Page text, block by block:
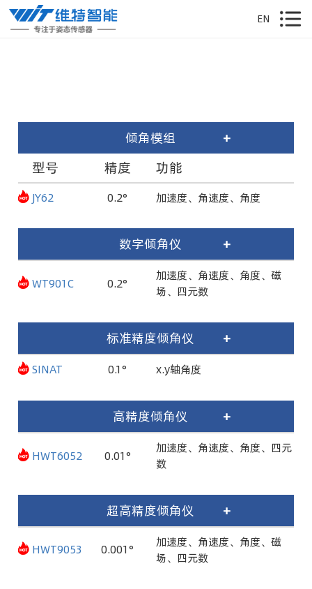
EN
倾角模组 +
型号 精度 功能
JY62 0.2° 加速度、角速度、角度
数字倾角仪 +
WT901C 0.2°
加速度、角速度、角度、磁
场、四元数
标准精度倾角仪 +
SINAT 0.1° x.y轴角度
高精度倾角仪 +
HWT6052 0.01°
加速度、角速度、角度、四元
数
超高精度倾角仪 +
HWT9053 0.001°
加速度、角速度、角度、磁
场、四元数